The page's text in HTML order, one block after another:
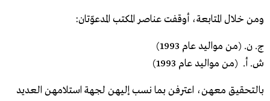
ومن خلال المتابعة، أوقفت عناصر المكتب المدعوّتان:
ج. ن. (من مواليد عام 1993)
ش. أ. (من مواليد عام 1993)
بالتحقيق معهن، اعترفن بما نسب إليهن لجهة استلامهن العديد